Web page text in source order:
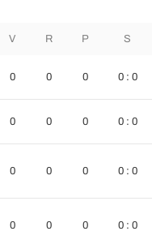
V R P S
0 0 0 0 : 0
0 0 0 0 : 0
0 0 0 0 : 0
0 0 0 0 : 0